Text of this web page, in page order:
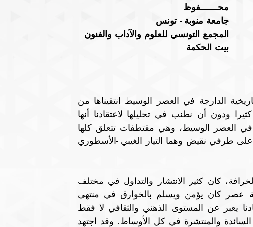
محـــــــفوظ
جامعة منوبة - تونس
المجمع التونسي للعلوم والآداب والفنون
بيت الحكمة